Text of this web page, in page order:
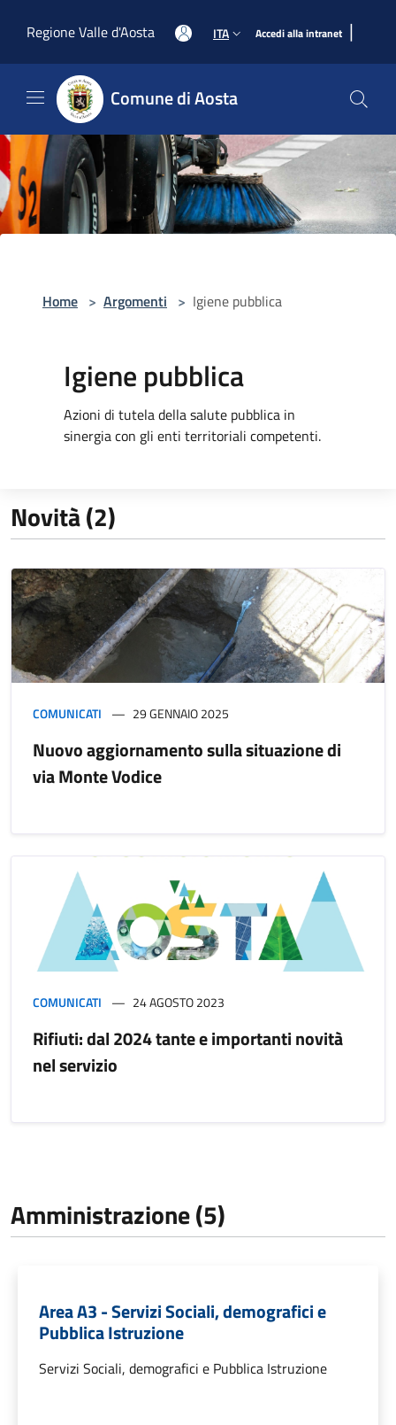
Regione Valle d'Aosta
ITA Accedi alla intranet |
Comune di Aosta
Home > Argomenti > Igiene pubblica
Igiene pubblica
Azioni di tutela della salute pubblica in
sinergia con gli enti territoriali competenti.
Novità (2)
COMUNICATI 29 GENNAIO 2025
Nuovo aggiornamento sulla situazione di
via Monte Vodice
COMUNICATI 24 AGOSTO 2023
Rifiuti: dal 2024 tante e importanti novità
nel servizio
Amministrazione (5)
Area A3 - Servizi Sociali, demografici e
Pubblica Istruzione
Servizi Sociali, demografici e Pubblica Istruzione